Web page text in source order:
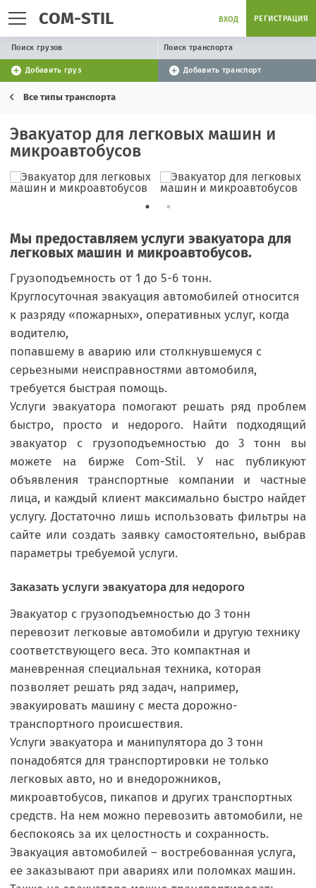
COM-STIL ВХОД РЕГИСТРАЦИЯ
Поиск грузов Поиск транспорта
Добавить груз Добавить транспорт
Все типы транспорта
Эвакуатор для легковых машин и
микроавтобусов
Мы предоставляем услуги эвакуатора для
легковых машин и микроавтобусов.
Грузоподъемность от 1 до 5-6 тонн.
Круглосуточная эвакуация автомобилей относится
к разряду «пожарных», оперативных услуг, когда
водителю,
попавшему в аварию или столкнувшемуся с
серьезными неисправностями автомобиля,
требуется быстрая помощь.
Услуги эвакуатора помогают решать ряд проблем
быстро, просто и недорого. Найти подходящий
эвакуатор с грузоподъемностью до 3 тонн вы
можете на бирже Com-Stil. У нас публикуют
объявления транспортные компании и частные
лица, и каждый клиент максимально быстро найдет
услугу. Достаточно лишь использовать фильтры на
сайте или создать заявку самостоятельно, выбрав
параметры требуемой услуги.
Заказать услуги эвакуатора для недорого
Эвакуатор с грузоподъемностью до 3 тонн
перевозит легковые автомобили и другую технику
соответствующего веса. Это компактная и
маневренная специальная техника, которая
позволяет решать ряд задач, например,
эвакуировать машину с места дорожно-
транспортного происшествия.
Услуги эвакуатора и манипулятора до 3 тонн
понадобятся для транспортировки не только
легковых авто, но и внедорожников,
микроавтобусов, пикапов и других транспортных
средств. На нем можно перевозить автомобили, не
беспокоясь за их целостность и сохранность.
Эвакуация автомобилей – востребованная услуга,
ее заказывают при авариях или поломках машин.